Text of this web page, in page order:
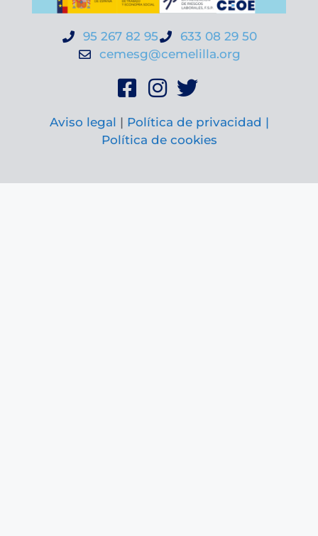
95 267 82 95
633 08 29 50
cemesg@cemelilla.org
Aviso legal | Política de privacidad |
Política de cookies